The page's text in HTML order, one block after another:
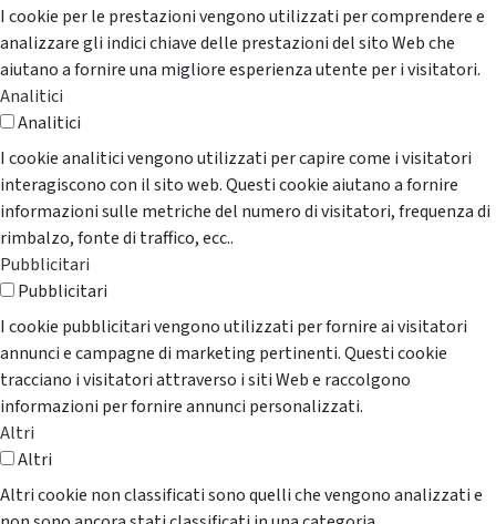
I cookie per le prestazioni vengono utilizzati per comprendere e
analizzare gli indici chiave delle prestazioni del sito Web che
aiutano a fornire una migliore esperienza utente per i visitatori.
Analitici
Analitici
I cookie analitici vengono utilizzati per capire come i visitatori
interagiscono con il sito web. Questi cookie aiutano a fornire
informazioni sulle metriche del numero di visitatori, frequenza di
rimbalzo, fonte di traffico, ecc..
Pubblicitari
Pubblicitari
I cookie pubblicitari vengono utilizzati per fornire ai visitatori
annunci e campagne di marketing pertinenti. Questi cookie
tracciano i visitatori attraverso i siti Web e raccolgono
informazioni per fornire annunci personalizzati.
Altri
Altri
Altri cookie non classificati sono quelli che vengono analizzati e